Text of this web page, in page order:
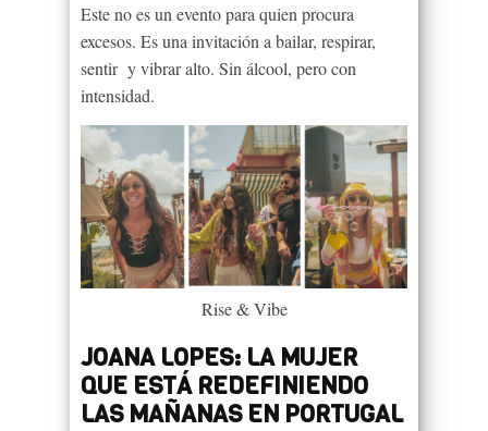
Este no es un evento para quien procura
excesos. Es una invitación a bailar, respirar,
sentir y vibrar alto. Sin álcool, pero con
intensidad.
Rise & Vibe
JOANA LOPES: LA MUJER
QUE ESTÁ REDEFINIENDO
LAS MAÑANAS EN PORTUGAL